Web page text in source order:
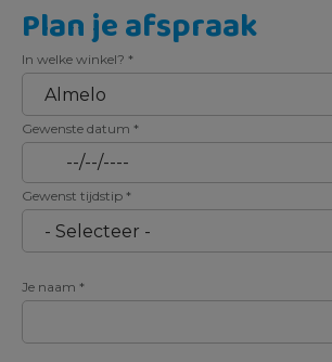
Plan je afspraak
In welke winkel? *
Gewenste datum *
Gewenst tijdstip *
Je naam *